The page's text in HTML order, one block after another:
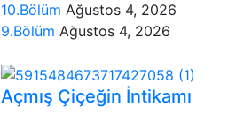
10.Bölüm Ağustos 4, 2026
9.Bölüm Ağustos 4, 2026
Açmış Çiçeğin İntikamı